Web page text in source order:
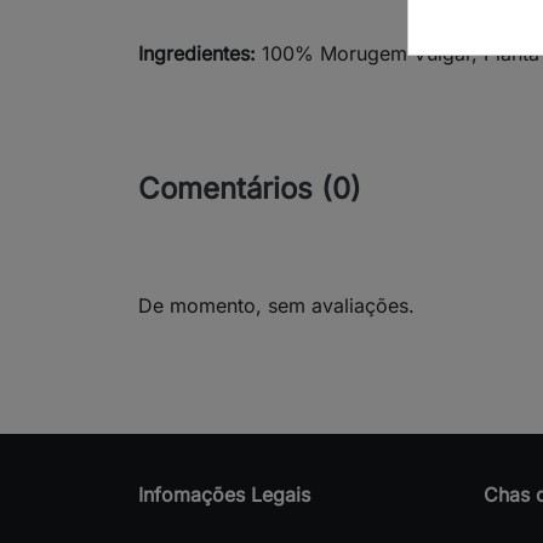
Ingredientes: 100% Morugem Vulgar,
Comentários (0)
De momento, sem avaliações.
Infomações Legais Chas